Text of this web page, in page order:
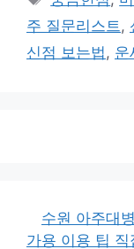
고
리
그
주 질문리스트 ,
신점 보는법 , 운
수원 아주대
가용 이용 팁 직